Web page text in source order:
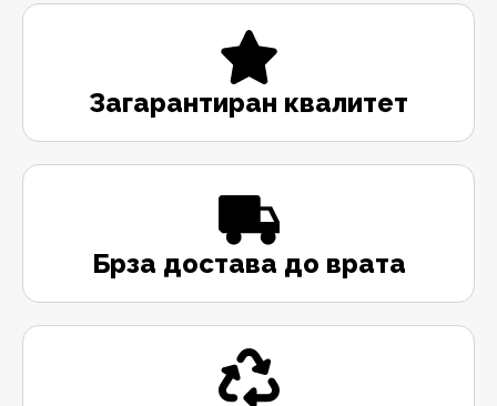
Загарантиран квалитет
Брза достава до врата